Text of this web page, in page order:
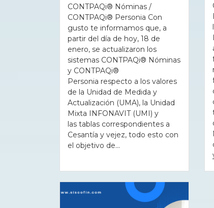
CONTPAQi® Nóminas /
CONTPAQi® Personia Con
gusto te informamos que, a
partir del día de hoy, 18 de
enero, se actualizaron los
sistemas CONTPAQi® Nóminas
y CONTPAQi®
Personia respecto a los valores
de la Unidad de Medida y
Actualización (UMA), la Unidad
Mixta INFONAVIT (UMI) y
las tablas correspondientes a
Cesantía y vejez, todo esto con
el objetivo de...